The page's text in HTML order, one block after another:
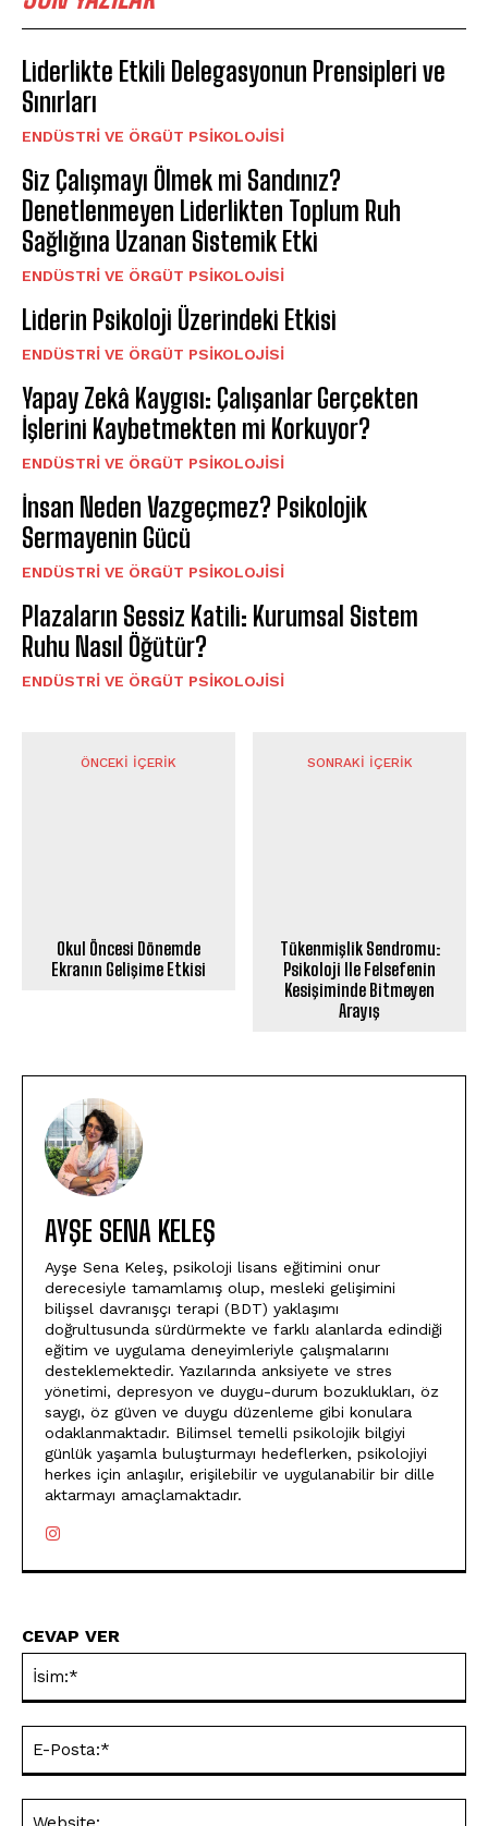
Liderlikte Etkili Delegasyonun Prensipleri ve
Sınırları
ENDÜSTRI VE ÖRGÜT PSIKOLOJISI
Siz Çalışmayı Ölmek mi Sandınız?
Denetlenmeyen Liderlikten Toplum Ruh
Sağlığına Uzanan Sistemik Etki
ENDÜSTRI VE ÖRGÜT PSIKOLOJISI
Liderin Psikoloji Üzerindeki Etkisi
ENDÜSTRI VE ÖRGÜT PSIKOLOJISI
Yapay Zekâ Kaygısı: Çalışanlar Gerçekten
İşlerini Kaybetmekten mi Korkuyor?
ENDÜSTRI VE ÖRGÜT PSIKOLOJISI
İnsan Neden Vazgeçmez? Psikolojik
Sermayenin Gücü
ENDÜSTRI VE ÖRGÜT PSIKOLOJISI
Plazaların Sessiz Katili: Kurumsal Sistem
Ruhu Nasıl Öğütür?
ENDÜSTRI VE ÖRGÜT PSIKOLOJISI
ÖNCEKI İÇERIK
Okul Öncesi Dönemde
Ekranın Gelişime Etkisi
SONRAKI İÇERIK
Tükenmişlik Sendromu:
Psikoloji Ile Felsefenin
Kesişiminde Bitmeyen
Arayış
AYŞE SENA KELEŞ
Ayşe Sena Keleş, psikoloji lisans eğitimini onur
derecesiyle tamamlamış olup, mesleki gelişimini
bilişsel davranışçı terapi (BDT) yaklaşımı
doğrultusunda sürdürmekte ve farklı alanlarda edindiği
eğitim ve uygulama deneyimleriyle çalışmalarını
desteklemektedir. Yazılarında anksiyete ve stres
yönetimi, depresyon ve duygu-durum bozuklukları, öz
saygı, öz güven ve duygu düzenleme gibi konulara
odaklanmaktadır. Bilimsel temelli psikolojik bilgiyi
günlük yaşamla buluşturmayı hedeflerken, psikolojiyi
herkes için anlaşılır, erişilebilir ve uygulanabilir bir dille
aktarmayı amaçlamaktadır.
CEVAP VER